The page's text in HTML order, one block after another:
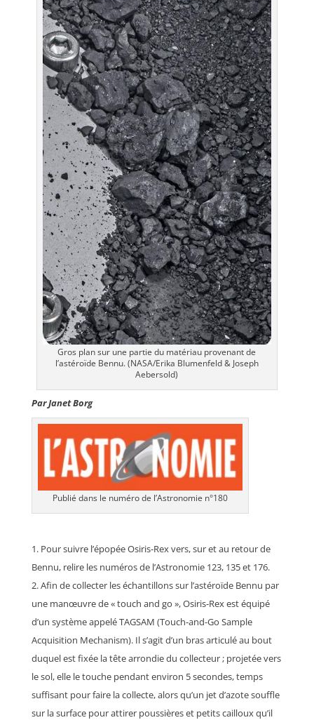
Gros plan sur une partie du matériau provenant de
l’astéroïde Bennu. (NASA/Erika Blumenfeld & Joseph
Aebersold)
Par Janet Borg
Publié dans le numéro de l’Astronomie n°180
Pour suivre l’épopée Osiris-Rex vers, sur et au retour de
Bennu, relire les numéros de l’Astronomie 123, 135 et 176.
Afin de collecter les échantillons sur l’astéroïde Bennu par
une manœuvre de « touch and go », Osiris-Rex est équipé
d’un système appelé TAGSAM (Touch-and-Go Sample
Acquisition Mechanism). Il s’agit d’un bras articulé au bout
duquel est fixée la tête arrondie du collecteur ; projetée vers
le sol, elle le touche pendant environ 5 secondes, temps
suffisant pour faire la collecte, alors qu’un jet d’azote souffle
sur la surface pour attirer poussières et petits cailloux qu’il